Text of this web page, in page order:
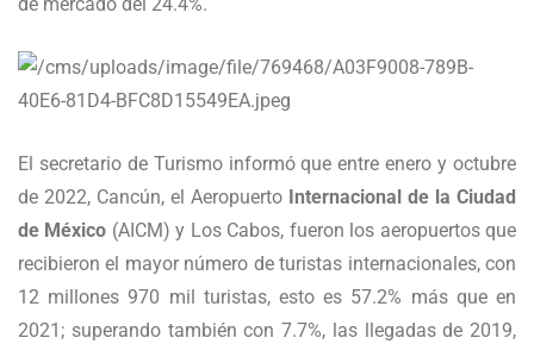
de mercado del 24.4%.
El secretario de Turismo informó que entre enero y octubre
de 2022, Cancún, el Aeropuerto Internacional de la Ciudad
de México (AICM) y Los Cabos, fueron los aeropuertos que
recibieron el mayor número de turistas internacionales, con
12 millones 970 mil turistas, esto es 57.2% más que en
2021; superando también con 7.7%, las llegadas de 2019,